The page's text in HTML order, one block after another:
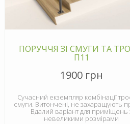
ПОРУЧЧЯ ЗІ СМУГИ ТА
П11
1900 грн
Сучасний екземпляр комбінації
смуги. Витончені, не захаращують
Вдалий варіант для приміщень
невеликими розмірами